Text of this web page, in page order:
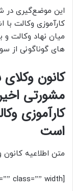
این موضع‌گیری در
کارآموزی وکالت
میان نهاد وکالت
های گوناگونی از
کانون
مشورتی
کارآموزی
است
متن اطلاعیه
[box type=”shadow” align=”” class=”” width=””]